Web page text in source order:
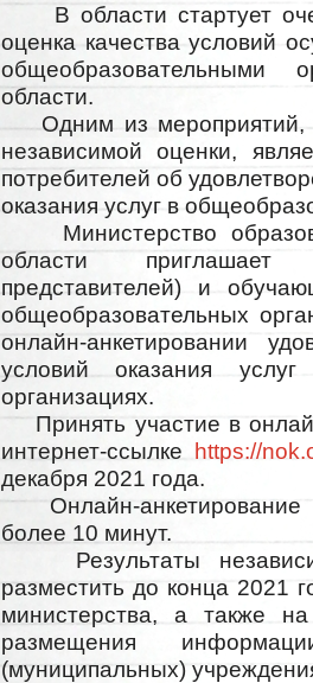
В области стартует
оценка качества условий
общеобразовательными
области.
Одним из мероприятий,
независимой оценки,
потребителей об
оказания услуг в
Министерство
области приглашает
представителей) и
общеобразовательных
онлайн-анкетировании
условий оказания
организациях.
Принять участие в
интернет-ссылке https://
декабря 2021 года.
Онлайн-анкетирование
более 10 минут.
Результаты
разместить до конца 2021
министерства, а также
размещения
(муниципальных)